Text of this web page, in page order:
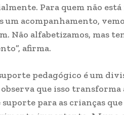
Para quem não
um acompanhamento,
Não alfabetizamos, mas
afirma.
pedagógico é um
observa que isso
suporte para as crianças